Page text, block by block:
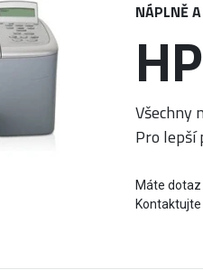
NÁPLNĚ
Všechny
Pro lepší
Máte
Kontaktujte